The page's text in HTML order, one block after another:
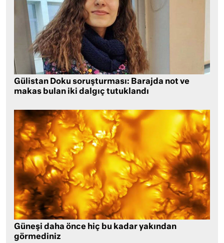
Gülistan Doku soruşturması: Barajda not ve
makas bulan iki dalgıç tutuklandı
Güneşi daha önce hiç bu kadar yakından
görmediniz